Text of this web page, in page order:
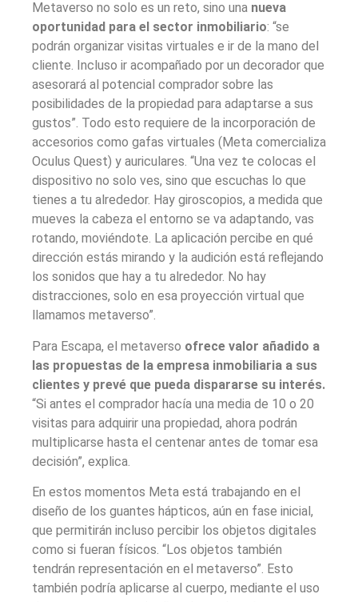
Metaverso no solo es un reto, sino una nueva
oportunidad para el sector inmobiliario: “se
podrán organizar visitas virtuales e ir de la mano del
cliente. Incluso ir acompañado por un decorador que
asesorará al potencial comprador sobre las
posibilidades de la propiedad para adaptarse a sus
gustos”. Todo esto requiere de la incorporación de
accesorios como gafas virtuales (Meta comercializa
Oculus Quest) y auriculares. “Una vez te colocas el
dispositivo no solo ves, sino que escuchas lo que
tienes a tu alrededor. Hay giroscopios, a medida que
mueves la cabeza el entorno se va adaptando, vas
rotando, moviéndote. La aplicación percibe en qué
dirección estás mirando y la audición está reflejando
los sonidos que hay a tu alrededor. No hay
distracciones, solo en esa proyección virtual que
llamamos metaverso”.
Para Escapa, el metaverso ofrece valor añadido a
las propuestas de la empresa inmobiliaria a sus
clientes y prevé que pueda dispararse su interés.
“Si antes el comprador hacía una media de 10 o 20
visitas para adquirir una propiedad, ahora podrán
multiplicarse hasta el centenar antes de tomar esa
decisión”, explica.
En estos momentos Meta está trabajando en el
diseño de los guantes hápticos, aún en fase inicial,
que permitirán incluso percibir los objetos digitales
como si fueran físicos. “Los objetos también
tendrán representación en el metaverso”. Esto
también podría aplicarse al cuerpo, mediante el uso